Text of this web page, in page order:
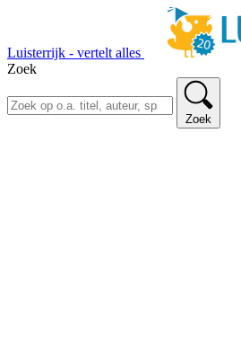
Luisterrijk - vertelt alles
Zoek
Zoek